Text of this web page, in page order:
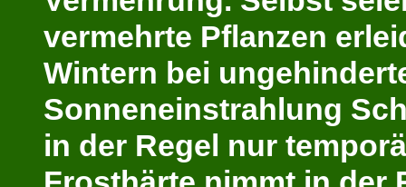
vermehrte Pflanzen
Wintern bei
Sonneneinstrahlung
in der Regel nur tempor